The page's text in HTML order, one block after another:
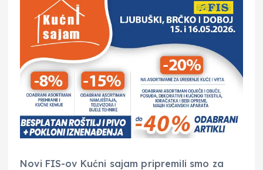
Novi FIS-ov Kućni sajam pripremili smo za